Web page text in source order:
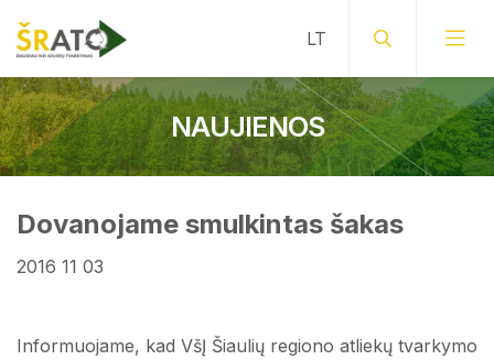
NAUJIENOS
Dovanojame smulkintas šakas
2016 11 03
Informuojame, kad VšĮ Šiaulių regiono atliekų tvarkymo